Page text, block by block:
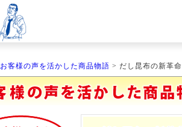
お客様の声を活かした商品物語 > だし昆布の新革